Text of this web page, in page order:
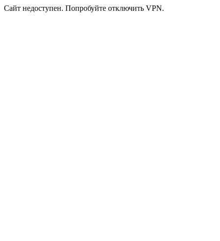
Сайт недоступен. Попробуйте отключить VPN.